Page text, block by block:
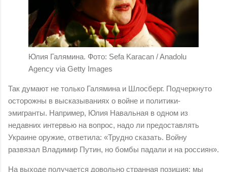
Юлия Галямина. Фото: Sefa Karacan / Anadolu
Agency via Getty Images
Так думают не только Галямина и Шлосберг. Подчеркнуто
осторожны в высказываниях о войне и политики-
эмигранты. Например, Юлия Навальная в одном из
недавних интервью на вопрос, надо ли предоставлять
Украине оружие, ответила: «Трудно сказать. Войну
развязал Владимир Путин, но бомбы падали и на россиян».
На выходе получается довольно странная позиция: мы